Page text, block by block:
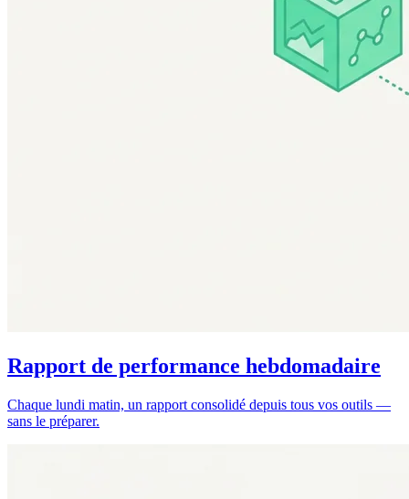
Rapport de performance hebdomadaire
Chaque lundi matin, un rapport consolidé depuis tous vos outils —
sans le préparer.